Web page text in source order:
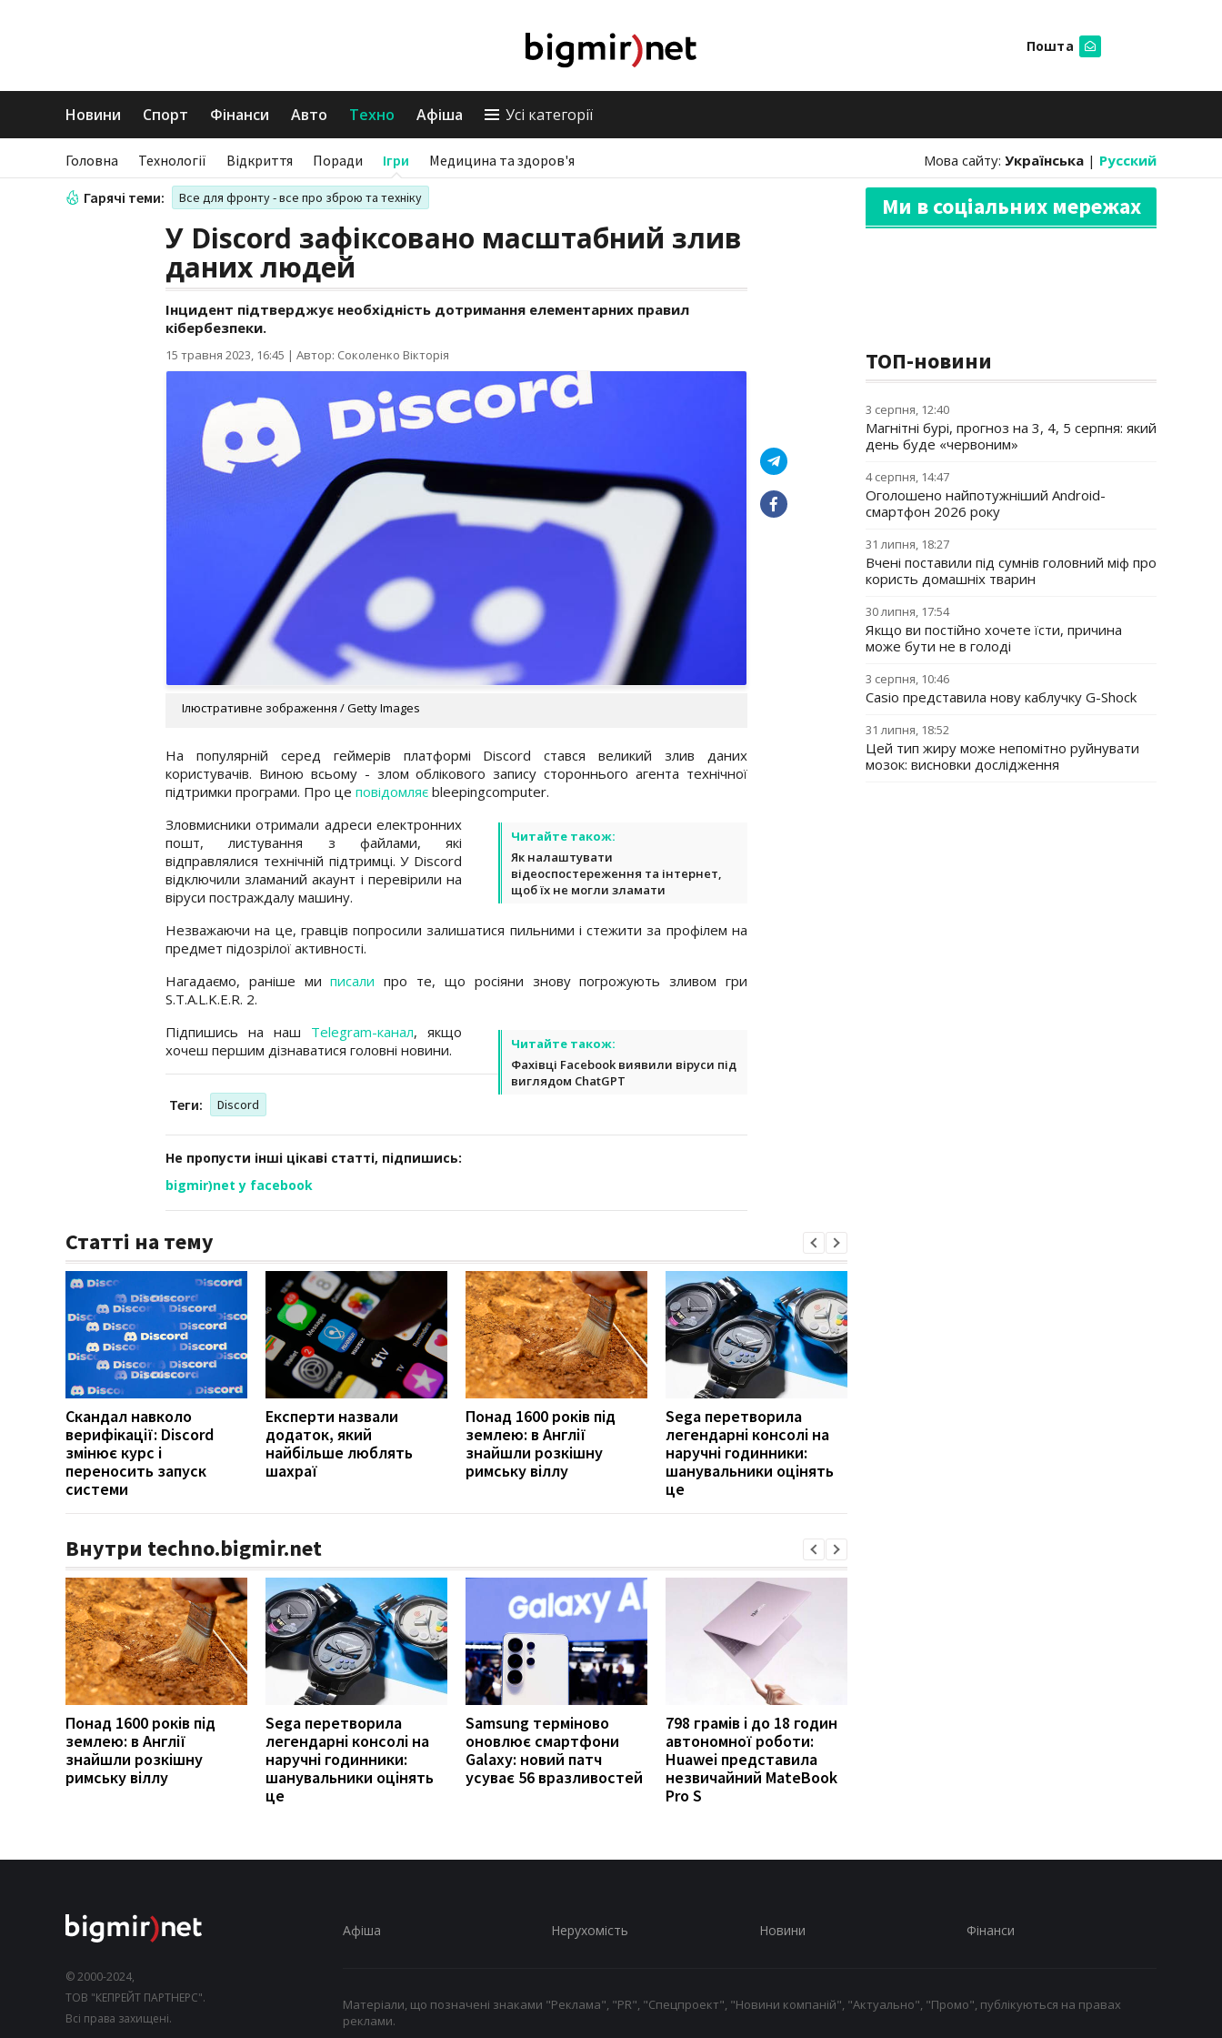
Пошта
Новини Спорт Фінанси Авто Техно Афіша Усі категорії
Головна Технології Відкриття Поради Ігри Медицина та здоров'я Мова сайту: Українська | Русский
Гарячі теми: Все для фронту - все про зброю та техніку
У Discord зафіксовано масштабний злив
даних людей
Інцидент підтверджує необхідність дотримання елементарних правил
кібербезпеки.
15 травня 2023, 16:45 | Автор: Соколенко Вікторія
Ілюстративне зображення / Getty Images
На популярній серед геймерів платформі Discord стався великий злив даних
користувачів. Виною всьому - злом облікового запису стороннього агента технічної
підтримки програми. Про це повідомляє bleepingcomputer.
Читайте також:
Як налаштувати
відеоспостереження та інтернет,
щоб їх не могли зламати
Зловмисники отримали адреси електронних
пошт, листування з файлами, які
відправлялися технічній підтримці. У Discord
відключили зламаний акаунт і перевірили на
віруси постраждалу машину.
Незважаючи на це, гравців попросили залишатися пильними і стежити за профілем на
предмет підозрілої активності.
Нагадаємо, раніше миписали про те, що росіяни знову погрожують зливом гри
S.T.A.L.K.E.R. 2.
Читайте також:
Фахівці Facebook виявили віруси під
виглядом ChatGPT
Підпишись на наш Telegram-канал, якщо
хочеш першим дізнаватися головні новини.
Теги: Discord
Не пропусти інші цікаві статті, підпишись:
bigmir)net у facebook
Статті на тему
Скандал навколо
верифікації: Discord
змінює курс і
переносить запуск
системи
Експерти назвали
додаток, який
найбільше люблять
шахраї
Понад 1600 років під
землею: в Англії
знайшли розкішну
римську віллу
Sega перетворила
легендарні консолі на
наручні годинники:
шанувальники оцінять
це
Внутри techno.bigmir.net
Понад 1600 років під
землею: в Англії
знайшли розкішну
римську віллу
Sega перетворила
легендарні консолі на
наручні годинники:
шанувальники оцінять
це
Samsung терміново
оновлює смартфони
Galaxy: новий патч
усуває 56 вразливостей
798 грамів і до 18 годин
автономної роботи:
Huawei представила
незвичайний MateBook
Pro S
Ми в соціальних мережах
ТОП-новини
3 серпня, 12:40
Магнітні бурі, прогноз на 3, 4, 5 серпня: який
день буде «червоним»
4 серпня, 14:47
Оголошено найпотужніший Android-
смартфон 2026 року
31 липня, 18:27
Вчені поставили під сумнів головний міф про
користь домашніх тварин
30 липня, 17:54
Якщо ви постійно хочете їсти, причина
може бути не в голоді
3 серпня, 10:46
Casio представила нову каблучку G-Shock
31 липня, 18:52
Цей тип жиру може непомітно руйнувати
мозок: висновки дослідження
© 2000-2024,
ТОВ "КЕПРЕЙТ ПАРТНЕРС".
Всі права захищені.
Афіша Нерухомість Новини Фінанси
Матеріали, що позначені знаками "Реклама", "PR", "Спецпроект", "Новини компаній", "Актуально", "Промо", публікуються на правах
реклами.